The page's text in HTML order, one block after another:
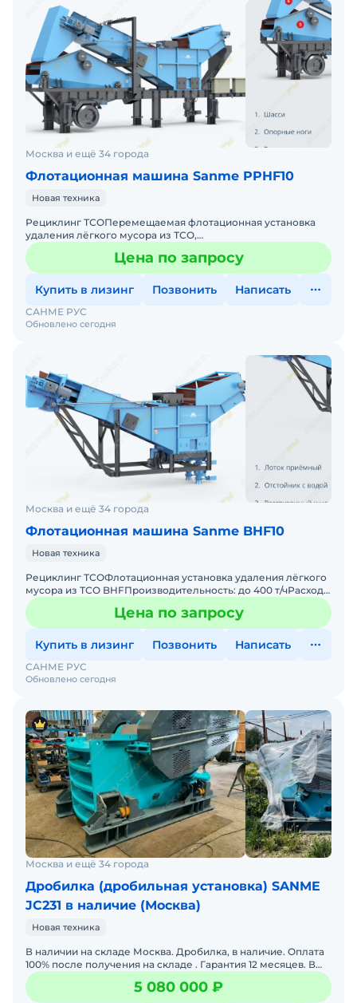
Москва и ещё 34 города
Флотационная машина Sanme PPHF10
Новая техника
Рециклинг ТСОПеремещаемая флотационная установка
удаления лёгкого мусора из ТСО,
PPHFОписаниеПеремещаемая (мобильная) установка, в
которой отделяется лёгкий мус
Цена по запросу
Купить в лизинг Позвонить Написать
Обновлено сегодня
САНМЕ РУС
Москва и ещё 34 города
Флотационная машина Sanme BHF10
Новая техника
Рециклинг ТСОФлотационная установка удаления лёгкого
мусора из ТСО BHFПроизводительность: до 400 т/чРасход
воды: до 50 м3/чМатериал на входе: дробленный ТСОПрим
Цена по запросу
Купить в лизинг Позвонить Написать
Обновлено сегодня
САНМЕ РУС
Москва и ещё 34 города
Дробилка (дробильная установка) SANME
JC231 в наличие (Москва)
Новая техника
В наличии на складе Москва. Дробилка, в наличие. Оплата
100% после получения на складе . Гарантия 12 месяцев. В
стоимость включен выезд инженера для принятия на
5 080 000 ₽